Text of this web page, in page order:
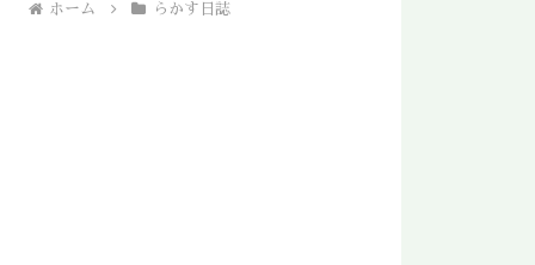
ホーム らかす日誌